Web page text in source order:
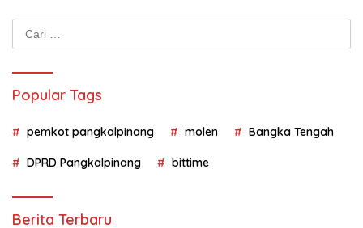
Cari
untuk:
Popular Tags
pemkot pangkalpinang molen Bangka Tengah
DPRD Pangkalpinang bittime
Berita Terbaru